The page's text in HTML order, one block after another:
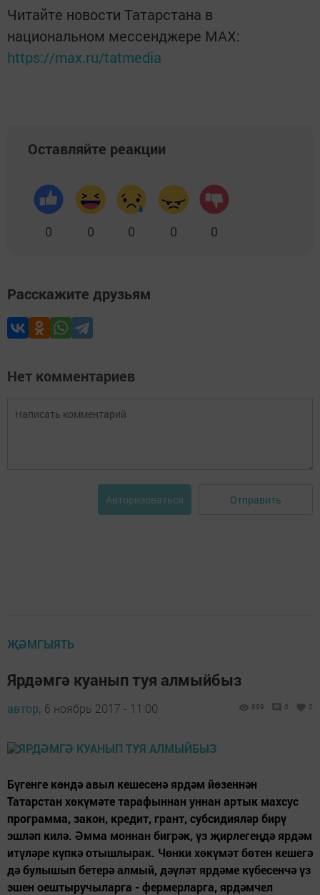
Читайте новости Татарстана в
национальном мессенджере MАХ:
https://max.ru/tatmedia
Оставляйте реакции
0 0 0 0 0
Расскажите друзьям
Нет комментариев
Авторизоваться Отправить
ҖӘМГЫЯТЬ
Ярдәмгә куанып туя алмыйбыз
автор, 6 ноябрь 2017 - 11:00 889 0 0
Бүгенге көндә авыл кешесенә ярдәм йөзеннән
Татарстан хөкүмәте тарафыннан уннан артык махсус
программа, закон, кредит, грант, субсидияләр бирү
эшләп килә. Әмма моннан бигрәк, үз җирлегеңдә ярдәм
итүләре күпкә отышлырак. Чөнки хөкүмәт бөтен кешегә
дә булышып бетерә алмый, дәүләт ярдәме күбесенчә үз
эшен оештыручыларга - фермерларга, ярдәмчел